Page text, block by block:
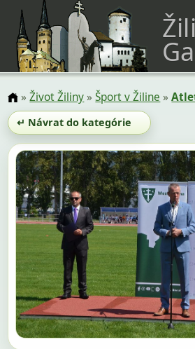
»Život Žiliny»Šport v Žiline »
↵ Návrat do kategórie